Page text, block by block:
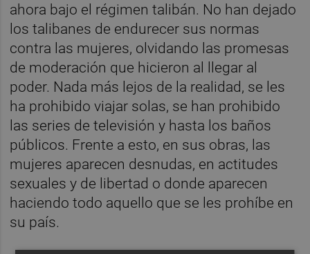
ahora bajo el régimen talibán. No han dejado
los talibanes de endurecer sus normas
contra las mujeres, olvidando las promesas
de moderación que hicieron al llegar al
poder. Nada más lejos de la realidad, se les
ha prohibido viajar solas, se han prohibido
las series de televisión y hasta los baños
públicos. Frente a esto, en sus obras, las
mujeres aparecen desnudas, en actitudes
sexuales y de libertad o donde aparecen
haciendo todo aquello que se les prohíbe en
su país.